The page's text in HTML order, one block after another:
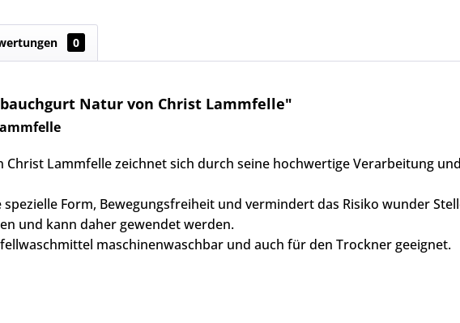
0
Natur von Christ Lammfelle"
Lammfelle zeichnet sich durch seine hochwertige Verarbeitung
Form, Bewegungsfreiheit und vermindert das Risiko wunder
und kann daher gewendet werden.
maschinenwaschbar und auch für den Trockner geeignet.